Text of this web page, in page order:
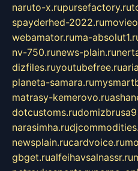
naruto-x.rupursefactory.ru
spayderhed-2022.ru
webamator.ruma-
nv-750.runews-plain.ru
dizfiles.ruyoutubefree.ru
planeta-samara.ru
matrasy-kemerovo.ru
dotcustoms.ru
narasimha.ru
newsplain.rucardvoice.ru
gbget.rualfeihavsalnassr.ru